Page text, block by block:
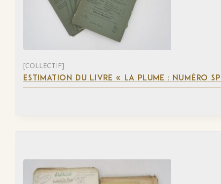
[COLLECTIF]
ESTIMATION DU LIVRE « LA PLUME : NUMÉRO